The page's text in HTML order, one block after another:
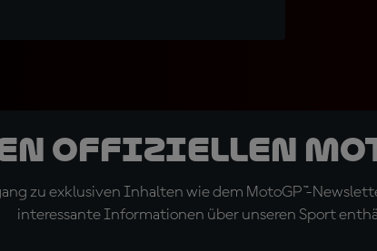
offiziellen
zu exklusiven Inhalten wie dem MotoGP™-
interessante Informationen über unseren Sport